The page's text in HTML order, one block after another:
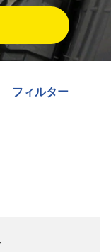
フィルター